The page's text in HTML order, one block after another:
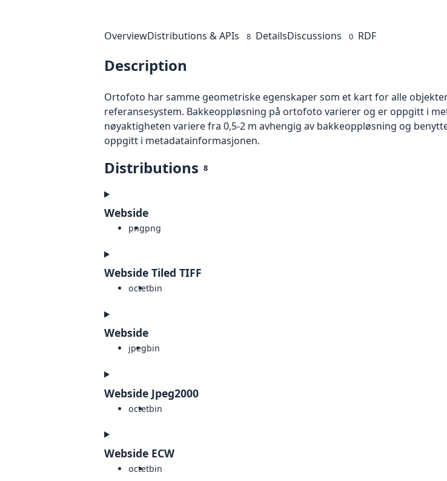
OverviewDistributions & APIs 8 DetailsDiscussions 0 RDF
Description
Ortofoto har samme geometriske egenskaper som et kart for alle
referansesystem. Bakkeoppløsning på ortofoto varierer og er oppgitt i
nøyaktigheten variere fra 0,5-2 m avhengig av bakkeoppløsning og
oppgitt i metadatainformasjonen.
Distributions 8
Webside
pngpng
Webside Tiled TIFF
octetbin
Webside
jpegbin
Webside Jpeg2000
octetbin
Webside ECW
octetbin